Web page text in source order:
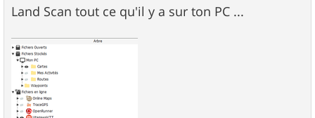
g
e
Land Scan tout ce qu'il y a sur ton PC ...